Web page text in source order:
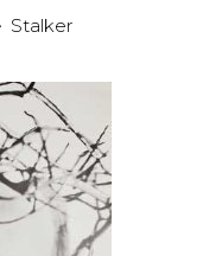
Stalker